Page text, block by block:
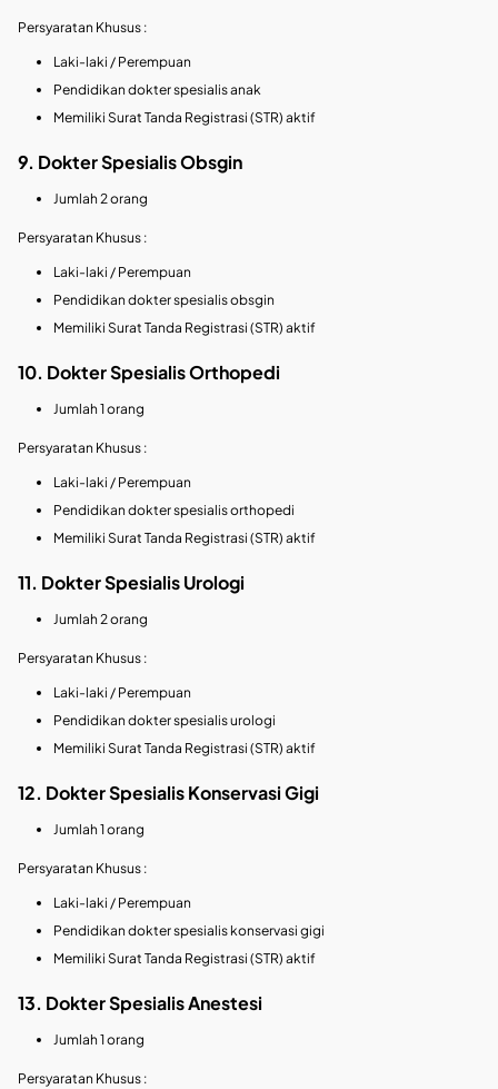
Persyaratan Khusus :
Laki-laki / Perempuan
Pendidikan dokter spesialis anak
Memiliki Surat Tanda Registrasi (STR) aktif
9. Dokter Spesialis Obsgin
Jumlah 2 orang
Persyaratan Khusus :
Laki-laki / Perempuan
Pendidikan dokter spesialis obsgin
Memiliki Surat Tanda Registrasi (STR) aktif
10. Dokter Spesialis Orthopedi
Jumlah 1 orang
Persyaratan Khusus :
Laki-laki / Perempuan
Pendidikan dokter spesialis orthopedi
Memiliki Surat Tanda Registrasi (STR) aktif
11. Dokter Spesialis Urologi
Jumlah 2 orang
Persyaratan Khusus :
Laki-laki / Perempuan
Pendidikan dokter spesialis urologi
Memiliki Surat Tanda Registrasi (STR) aktif
12. Dokter Spesialis Konservasi Gigi
Jumlah 1 orang
Persyaratan Khusus :
Laki-laki / Perempuan
Pendidikan dokter spesialis konservasi gigi
Memiliki Surat Tanda Registrasi (STR) aktif
13. Dokter Spesialis Anestesi
Jumlah 1 orang
Persyaratan Khusus :